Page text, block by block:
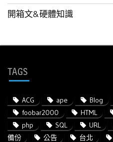
開箱文&硬體知識
TAGS
ACG ape Blog
foobar2000
HTML
php
SQL URL
備份
公告 台北